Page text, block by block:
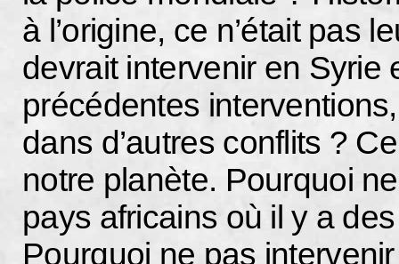
à l’origine, ce n’était pas
devrait intervenir en Syrie
précédentes
dans d’autres conflits ?
notre planète. Pourquoi
pays africains où il y a
Pourquoi ne pas